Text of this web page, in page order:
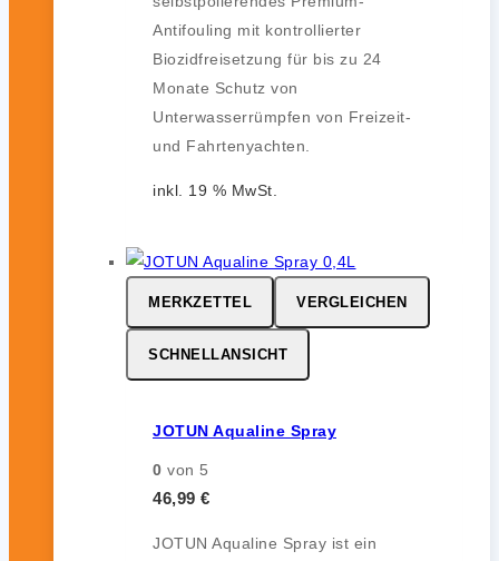
Antifouling mit kontrollierter
Biozidfreisetzung für bis zu 24
Monate Schutz von
Unterwasserrümpfen von Freizeit-
und Fahrtenyachten.
inkl. 19 % MwSt.
MERKZETTEL VERGLEICHEN
SCHNELLANSICHT
JOTUN Aqualine Spray
0 von 5
46,99 €
JOTUN Aqualine Spray ist ein